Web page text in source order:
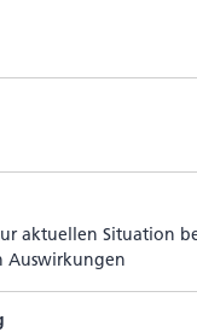
aktu­ellen Situa­tion
Auswirkungen